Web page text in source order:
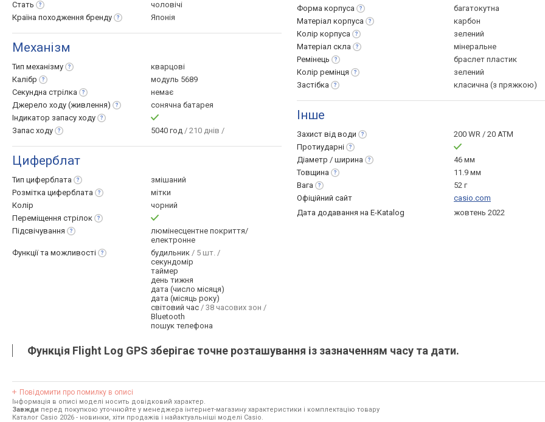
Стать
чоловічі
Країна походження бренду Японія
Механізм
Тип механізму
кварцові
Калібр
модуль 5689
Секундна стрілка
немає
Джерело ходу (живлення)
сонячна батарея
Індикатор запасу ходу
Запас ходу 5040 год / 210 днів /
Циферблат
Тип циферблата
змішаний
Розмітка циферблата
мітки
Колір
чорний
Переміщення стрілок
Підсвічування
люмінесцентне покриття/
електронне
Функції та можливості будильник / 5 шт. /
секундомір
таймер
день тижня
дата (число місяця)
дата (місяць року)
світовий час / 38 часових зон /
Bluetooth
пошук телефона
Форма корпуса
багатокутна
Матеріал корпуса
карбон
Колір корпуса
зелений
Матеріал скла
мінеральне
Ремінець
браслет пластик
Колір ремінця
зелений
Застібка
класична (з пряжкою)
Інше
Захист від води
200 WR / 20 ATM
Протиударні
Діаметр / ширина
46 мм
Товщина
11.9 мм
Вага
52 г
Офіційний сайт
casio.com
Дата додавання на E-Katalog
жовтень 2022
Функція Flight Log GPS зберігає точне розташування із зазначенням часу та дати.
Повідомити про помилку в описі
Інформація в описі моделі носить довідковий характер.
Завжди перед покупкою уточнюйте у менеджера інтернет-магазину характеристики і комплектацію товару
Каталог Casio 2026 - новинки, хіти продажів і найактуальніші моделі Casio.